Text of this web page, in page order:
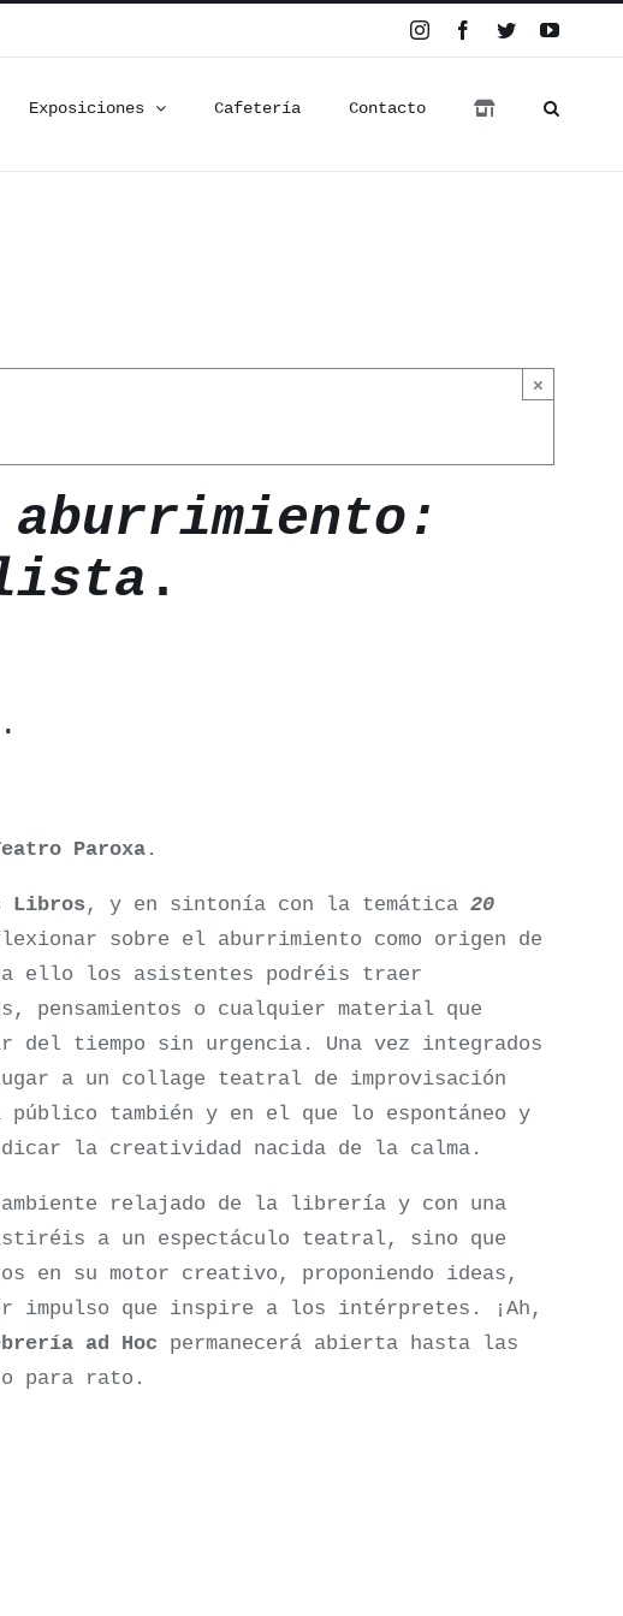
InstagramFacebook
Twitter
Exposiciones Cafetería Contacto
×
.
.
Paroxa.
Libros , y en sintonía con la temática 20
sobre el aburrimiento como origen de
ello los asistentes podréis traer
pensamientos o cualquier material que
tiempo sin urgencia. Una vez integrados
a un collage teatral de improvisación
también y en el que lo espontáneo y
la creatividad nacida de la calma.
relajado de la librería y con una
a un espectáculo teatral, sino que
en su motor creativo, proponiendo ideas,
impulso que inspire a los intérpretes. ¡Ah,
ad Hoc permanecerá abierta hasta las
para rato.